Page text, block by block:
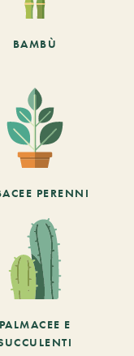
BAMBÙ
PERENNI
PALMACEE E